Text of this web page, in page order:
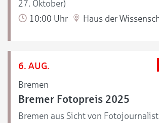
27. Oktober)
10:00 Uhr
Haus der
6. AUG.
Bremen
Bremer Fotopreis 2025
Bremen aus Sicht von